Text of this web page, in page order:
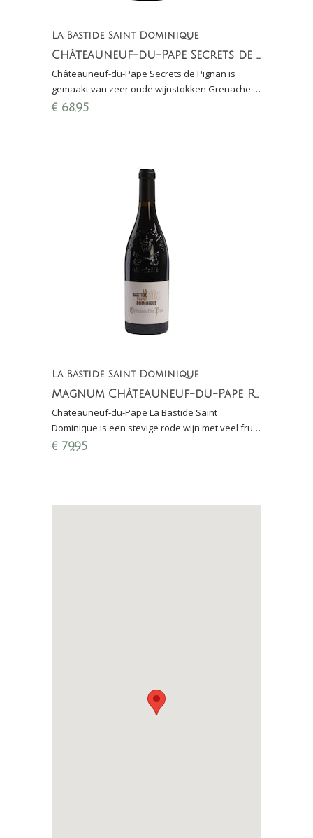
La Bastide Saint Dominique
Châteauneuf-du-Pape Secrets de Pignan
Châteauneuf-du-Pape Secrets de Pignan is
gemaakt van zeer oude wijnstokken Grenache in
één van de beste percelen van Châteauaneuf-
€ 68,95
La Bastide Saint Dominique
Magnum Châteauneuf-du-Pape Rouge
Chateauneuf-du-Pape La Bastide Saint
Dominique is een stevige rode wijn met veel fruit
en elegantie, kracht en intensiteit; Perswijn:
€ 79,95